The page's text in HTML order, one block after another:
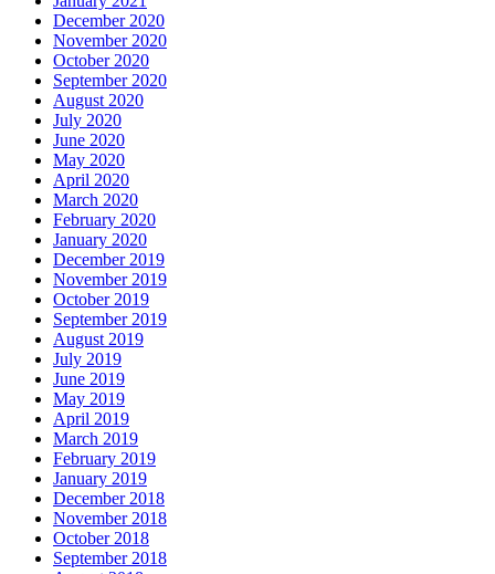
December 2020
November 2020
October 2020
September 2020
August 2020
July 2020
June 2020
May 2020
April 2020
March 2020
February 2020
January 2020
December 2019
November 2019
October 2019
September 2019
August 2019
July 2019
June 2019
May 2019
April 2019
March 2019
February 2019
January 2019
December 2018
November 2018
October 2018
September 2018